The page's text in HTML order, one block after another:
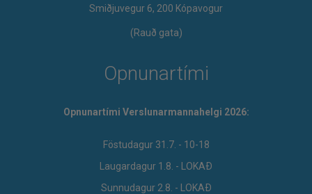
Smiðjuvegur 6, 200 Kópavogur
(Rauð gata)
Opnunartími
Opnunartími Verslunarmannahelgi 2026:
Föstudagur 31.7. - 10-18
Laugardagur 1.8. - LOKAÐ
Sunnudagur 2.8. - LOKAÐ